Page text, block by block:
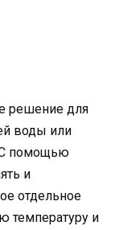
решение для
воды или
С помощью
и
отдельное
температуру и